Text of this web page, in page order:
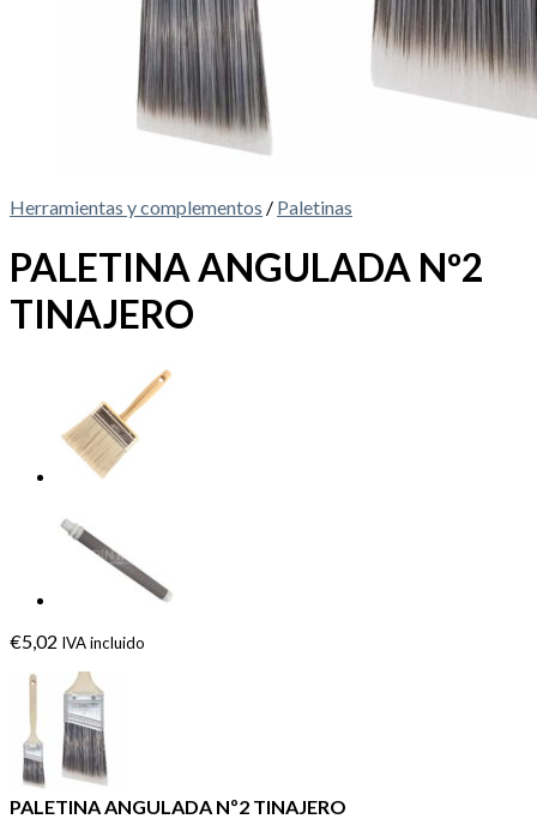
Herramientas y complementos / Paletinas
PALETINA ANGULADA Nº2
TINAJERO
€5,02 IVA incluido
PALETINA ANGULADA Nº2 TINAJERO